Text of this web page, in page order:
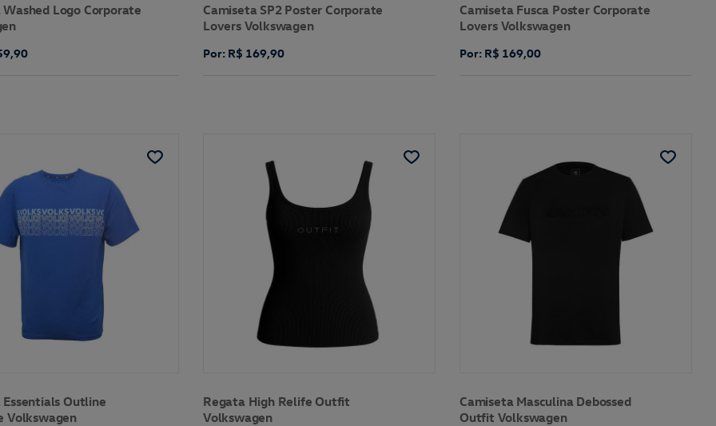
Logo Corporate
Camiseta SP2 Poster Corporate
Lovers Volkswagen
Por: R$ 169,90
Camiseta Fusca Poster Corporate
Lovers Volkswagen
Por: R$ 169,00
Essentials Outline
Volkswagen
Regata High Relife Outfit
Volkswagen
Camiseta Masculina Debossed
Outfit Volkswagen